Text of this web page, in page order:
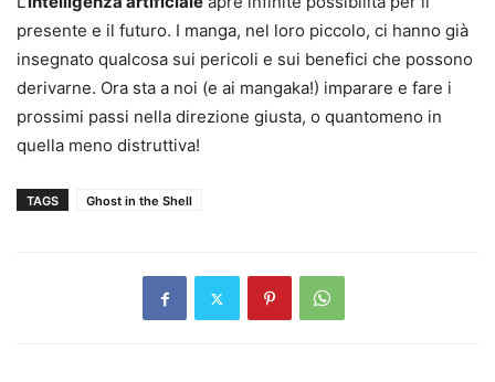
presente e il futuro. I manga, nel loro piccolo, ci hanno già
insegnato qualcosa sui pericoli e sui benefici che possono
derivarne. Ora sta a noi (e ai mangaka!) imparare e fare i
prossimi passi nella direzione giusta, o quantomeno in
quella meno distruttiva!
TAGS Ghost in the Shell